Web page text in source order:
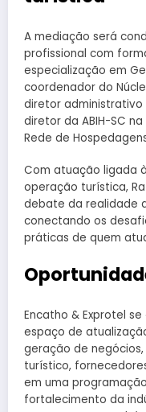
A mediação será
profissional com
especialização em
coordenador do
diretor administrativo
diretor da ABIH-SC
Rede de
Com atuação ligada
operação turística,
debate da realidade
conectando os
práticas de quem
Encatho & Exprotel
espaço de
geração de
turístico,
em uma
fortalecimento da